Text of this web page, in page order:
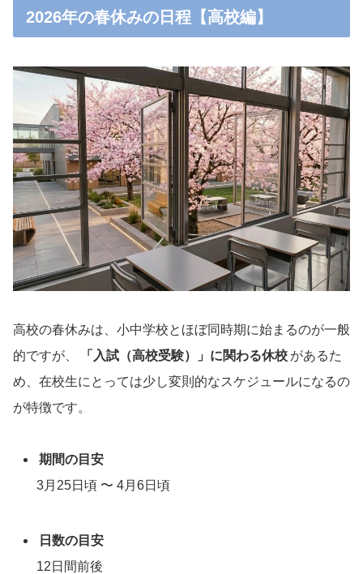
2026年の春休みの日程【高校編】
高校の春休みは、小中学校とほぼ同時期に始まるのが一般
的ですが、
「入試（高校受験）」に関わる休校 があるた
め、在校生にとっては少し変則的なスケジュールになるの
が特徴です。
期間の目安
3月25日頃 〜 4月6日頃
日数の目安
12日間前後